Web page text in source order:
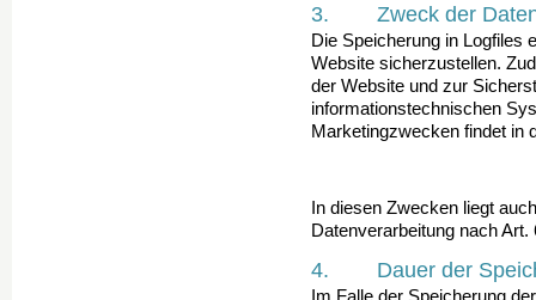
3. Zweck der
Die Speicherung in Logfiles
Website sicherzustellen.
der Website und zur
informationstechnischen
Marke­tingzwecken findet in
In diesen Zwecken liegt
Datenverarbeitung nach
4. Dauer der